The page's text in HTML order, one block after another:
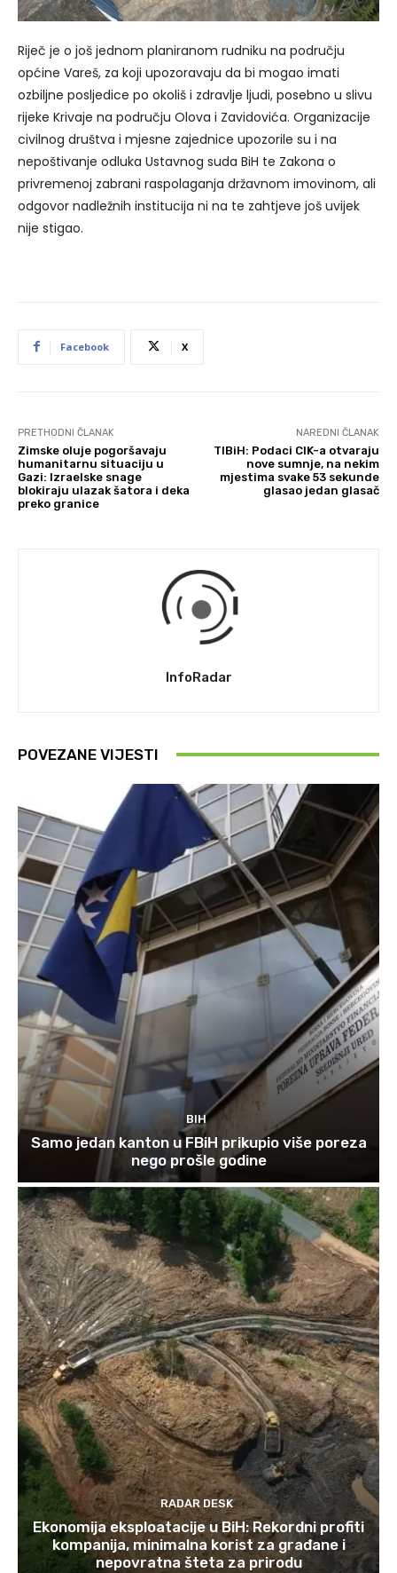
Riječ je o još jednom planiranom rudniku na području
općine Vareš, za koji upozoravaju da bi mogao imati
ozbiljne posljedice po okoliš i zdravlje ljudi, posebno u slivu
rijeke Krivaje na području Olova i Zavidovića. Organizacije
civilnog društva i mjesne zajednice upozorile su i na
nepoštivanje odluka Ustavnog suda BiH te Zakona o
privremenoj zabrani raspolaganja državnom imovinom, ali
odgovor nadležnih institucija ni na te zahtjeve još uvijek
nije stigao.
Facebook X
PRETHODNI ČLANAK
Zimske oluje pogoršavaju
humanitarnu situaciju u
Gazi: Izraelske snage
blokiraju ulazak šatora i deka
preko granice
NAREDNI ČLANAK
TIBiH: Podaci CIK-a otvaraju
nove sumnje, na nekim
mjestima svake 53 sekunde
glasao jedan glasač
InfoRadar
POVEZANE VIJESTI
BIH
Samo jedan kanton u FBiH prikupio više poreza
nego prošle godine
RADAR DESK
Ekonomija eksploatacije u BiH: Rekordni profiti
kompanija, minimalna korist za građane i
nepovratna šteta za prirodu